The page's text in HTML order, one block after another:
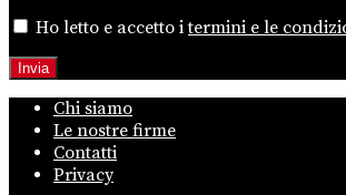
Ho letto e accetto itermini e le
Chi siamo
Le nostre firme
Contatti
Privacy